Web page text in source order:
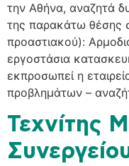
την Αθήνα, αναζητά
της παρακάτω θέσης
προαστιακού):
εργοστάσια
εκπροσωπεί η
προβλημάτων –
Τεχνίτης